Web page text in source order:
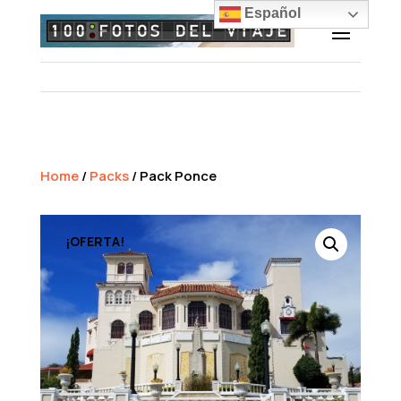
Home/Packs/ Pack Ponce
¡OFERTA!
Español